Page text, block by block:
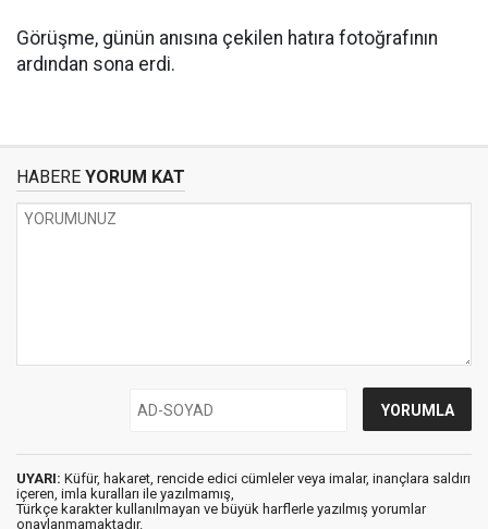
Görüşme, günün anısına çekilen hatıra fotoğrafının
ardından sona erdi.
HABERE YORUM KAT
UYARI: Küfür, hakaret, rencide edici cümleler veya imalar, inançlara saldırı
içeren, imla kuralları ile yazılmamış,
Türkçe karakter kullanılmayan ve büyük harflerle yazılmış yorumlar
onaylanmamaktadır.